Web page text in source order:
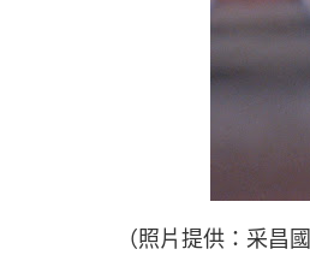
（照片提供：采昌